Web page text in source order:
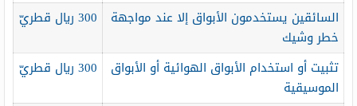
السائقين يستخدمون الأبواق إلا عند مواجهة
خطر وشيك
300 ريال قطريّ
تثبيت أو استخدام الأبواق الهوائية أو الأبواق
الموسيقية
300 ريال قطريّ